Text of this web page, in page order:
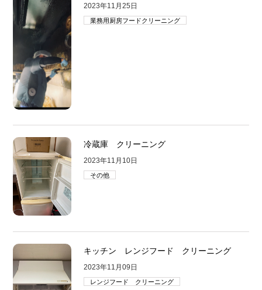
2023年11月25日
業務用厨房フードクリーニング
冷蔵庫 クリーニング
2023年11月10日
その他
キッチン レンジフード クリーニング
2023年11月09日
レンジフード クリーニング